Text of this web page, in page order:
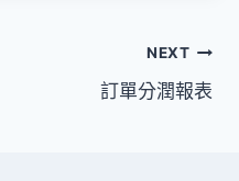
NEXT
訂單分潤報表